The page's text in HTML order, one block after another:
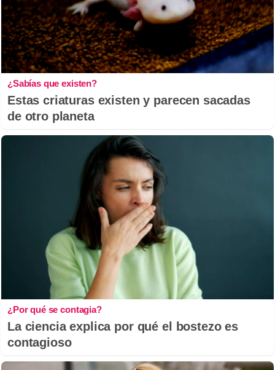
¿Sabías que existen?
Estas criaturas existen y parecen sacadas
de otro planeta
¿Por qué se contagia?
La ciencia explica por qué el bostezo es
contagioso